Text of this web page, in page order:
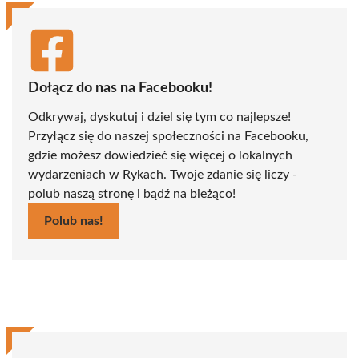
Dołącz do nas na Facebooku!
Odkrywaj, dyskutuj i dziel się tym co najlepsze!
Przyłącz się do naszej społeczności na Facebooku,
gdzie możesz dowiedzieć się więcej o lokalnych
wydarzeniach w Rykach. Twoje zdanie się liczy -
polub naszą stronę i bądź na bieżąco!
Polub nas!